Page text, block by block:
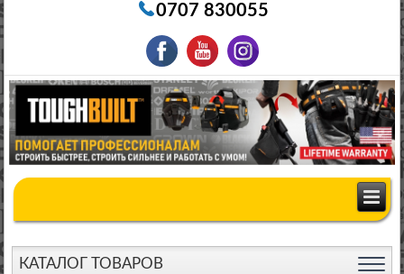
0707 830055
КАТАЛОГ ТОВАРОВ